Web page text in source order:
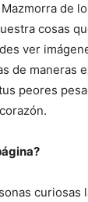
de
cosas
ver
de maneras
peores
curiosas